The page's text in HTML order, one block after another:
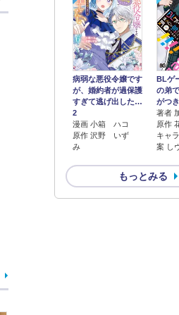
病弱な悪役令嬢です
が、婚約者が過保護
すぎて逃げ出した…
2
漫画 小箱 ハコ
原作 沢野 いず
み
BLゲ
の弟
がつ
著者
原作
キャ
案 し
もっとみる